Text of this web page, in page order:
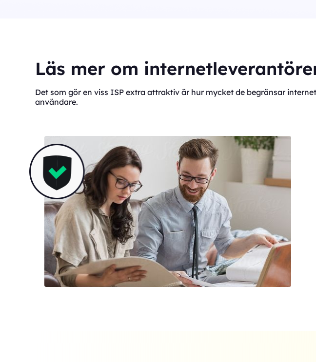
Läs mer om
Det som gör en viss ISP extra attraktiv är hur mycket de begränsar
användare.